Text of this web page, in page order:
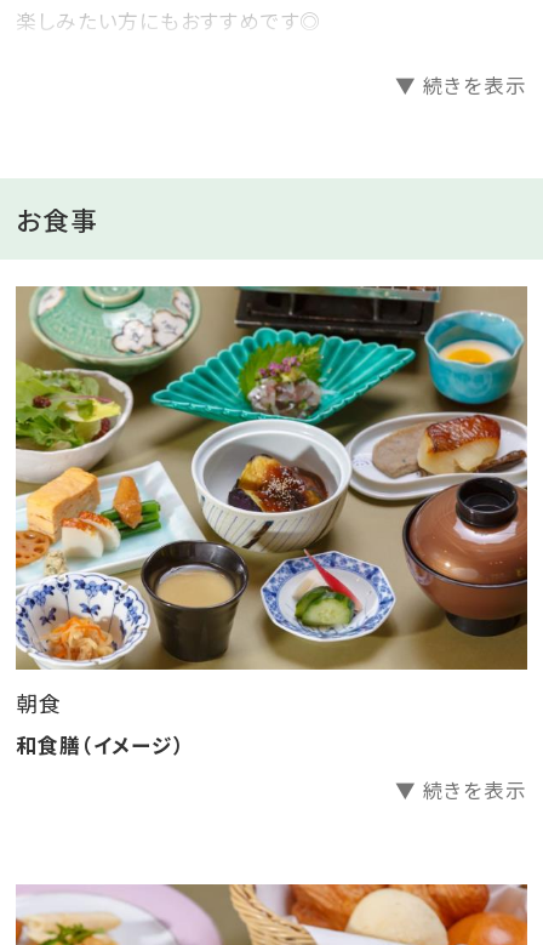
楽しみたい方にもおすすめです◎
間に間に合わない…」
「観光の後に、外で夕食を済ませてから温泉を満喫した
といった方へおススメな、一泊朝食付きプランです。
お一人様ずつお好みで、
『洋食』または『和食』をお選びいただけます。
■食物アレルギーについて
2025年7月1日（火）ご宿泊分より、特定原材料等29品目
のアレルギーをお持ちのお客様への食事提供方法を変
更することとなりました。
特定原材料29品目のアレルギーをお持ちのお客様は
「低アレルゲンメニュー」のご用意が可能です。ご希望の
お客様は備考欄にご入力ください。
※食材内容、調理方法等の対応は出来かねます。
※「低アレルゲンメニュー」のお申込みは2日前までとな
※特定原材料29品目以外のアレルギー、投薬やご懐妊
詳しくは公式サイトをご確認くださいませ。
▼ 続きを表示
お食事
朝食
和食膳（イメージ）
▼ 続きを表示